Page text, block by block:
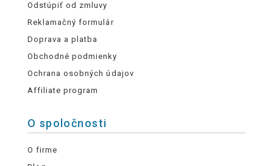
Odstúpiť od zmluvy
Reklamačný formulár
Doprava a platba
Obchodné podmienky
Ochrana osobných údajov
Affiliate program
O spoločnosti
O firme